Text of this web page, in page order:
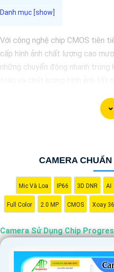
Với công nghệ chip CMOS tiên
cấp hình ảnh chất lượng cao
những chuyển động nhanh trong
CAMERA
Mic Và Loa IP66 3D DNR AI
Full Color 2.0 MP CMOS Xoay
Camera Sử Dụng Chip